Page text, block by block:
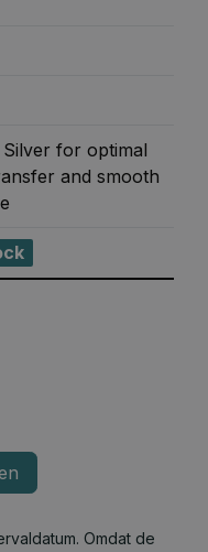
for optimal
and smooth
Omdat de